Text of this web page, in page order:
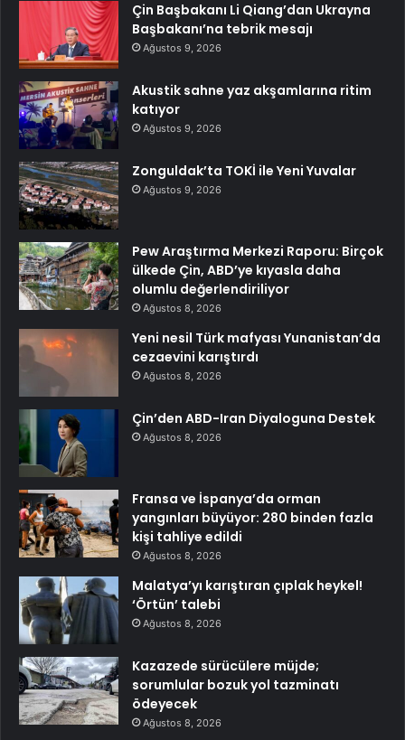
Çin Başbakanı Li Qiang’dan Ukrayna
Başbakanı’na tebrik mesajı
Ağustos 9, 2026
Akustik sahne yaz akşamlarına ritim
katıyor
Ağustos 9, 2026
Zonguldak’ta TOKİ ile Yeni Yuvalar
Ağustos 9, 2026
Pew Araştırma Merkezi Raporu: Birçok
ülkede Çin, ABD’ye kıyasla daha
olumlu değerlendiriliyor
Ağustos 8, 2026
Yeni nesil Türk mafyası Yunanistan’da
cezaevini karıştırdı
Ağustos 8, 2026
Çin’den ABD-Iran Diyaloguna Destek
Ağustos 8, 2026
Fransa ve İspanya’da orman
yangınları büyüyor: 280 binden fazla
kişi tahliye edildi
Ağustos 8, 2026
Malatya’yı karıştıran çıplak heykel!
‘Örtün’ talebi
Ağustos 8, 2026
Kazazede sürücülere müjde;
sorumlular bozuk yol tazminatı
ödeyecek
Ağustos 8, 2026